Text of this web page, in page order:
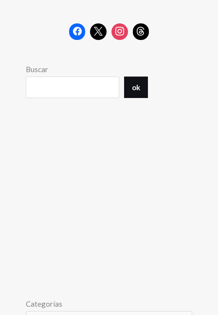
Buscar
ok
Categorías